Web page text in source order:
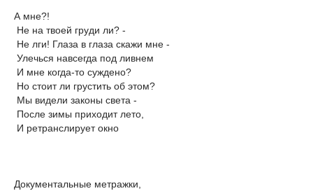
А мне?!
Не на твоей груди ли? -
Не лги! Глаза в глаза скажи мне -
Улечься навсегда под ливнем
И мне когда-то суждено?
Но стоит ли грустить об этом?
Мы видели законы света -
После зимы приходит лето,
И ретранслирует окно
Документальные метражки,